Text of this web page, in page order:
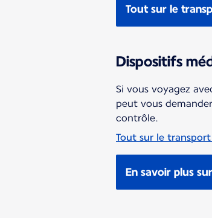
Tout sur le
Dispositifs
Si vous voyagez
peut vous
contrôle.
Tout sur le
En savoir plus